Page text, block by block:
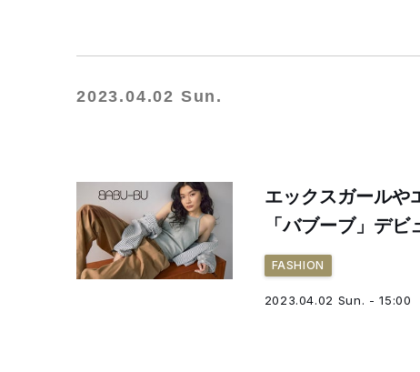
2023.04.02 Sun.
エックスガールや
「バブーブ」デビ
FASHION
2023.04.02 Sun. - 15:00